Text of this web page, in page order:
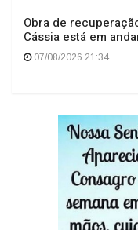
07/08/2026 21:34